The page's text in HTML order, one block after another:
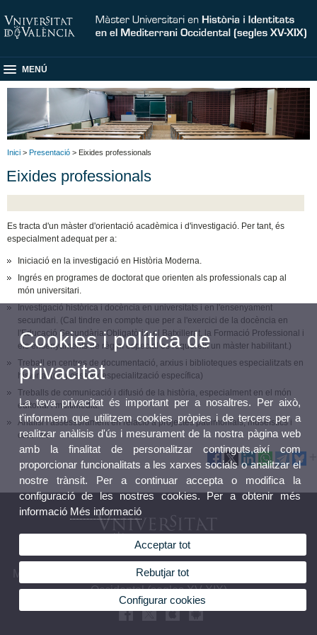
MENÚ
Inici > Presentació > Eixides professionals
Eixides professionals
Es tracta d'un màster d'orientació acadèmica i d'investigació. Per tant, és
especialment adequat per a:
Iniciació en la investigació en Història Moderna.
Ingrés en programes de doctorat que orienten als professionals cap al
món universitari.
Investigació històrica i docència en universitats i en l'ensenyament
secundari. (Cal tindre en compte que per a l'exercici de la docència en
l'Educació Secundària Obligatòria, el Batxillerat, la Formació Professional i
els ensenyaments de règim especial es requereix un màster habilitant.)
Treball en centres de documentació, arxius i biblioteques especialitzats en
història. (no posseeix especialització específica)
Treballs de comunicació i difusió de la història, especialment en el món
editorial i multimèdia.
Anàlisi i assessorament en relació a projectes patrimonials, museístics i
culturals.
Màster Universitari en Història i Identitats en el Mediterrani
Occidental (segles XV-XIX)
Cookies i política de
privacitat
La teva privacitat és important per a nosaltres. Per això,
t'informem que utilitzem cookies pròpies i de tercers per a
realitzar anàlisis d'ús i mesurament de la nostra pàgina web
amb la finalitat de personalitzar continguts,així com
proporcionar funcionalitats a les xarxes socials o analitzar el
nostre trànsit. Per a continuar accepta o modifica la
configuració de les nostres cookies. Per a obtenir més
informació Més informació
Acceptar tot
Rebutjar tot
Configurar cookies